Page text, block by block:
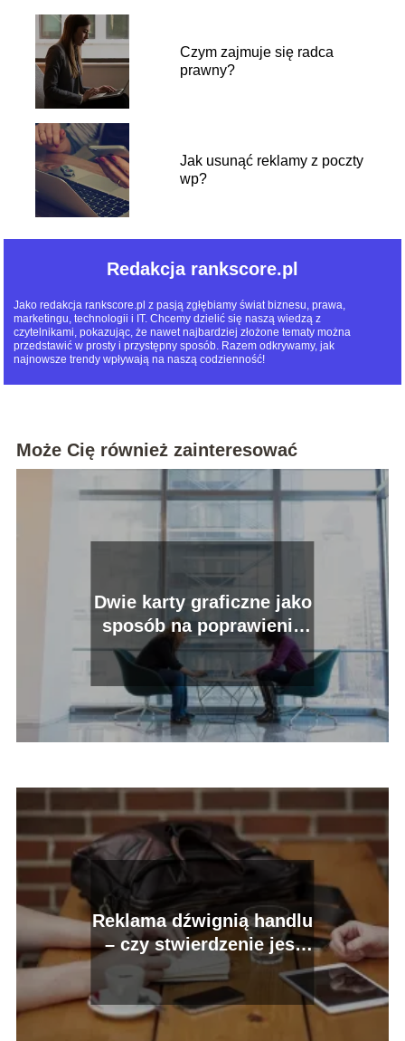
Czym zajmuje się radca
prawny?
Jak usunąć reklamy z poczty
wp?
Redakcja rankscore.pl
Jako redakcja rankscore.pl z pasją zgłębiamy świat biznesu, prawa,
marketingu, technologii i IT. Chcemy dzielić się naszą wiedzą z
czytelnikami, pokazując, że nawet najbardziej złożone tematy można
przedstawić w prosty i przystępny sposób. Razem odkrywamy, jak
najnowsze trendy wpływają na naszą codzienność!
Może Cię również zainteresować
Dwie karty graficzne jako
sposób na poprawienie
wydajności.
Reklama dźwignią handlu
– czy stwierdzenie jest
prawidłowe?